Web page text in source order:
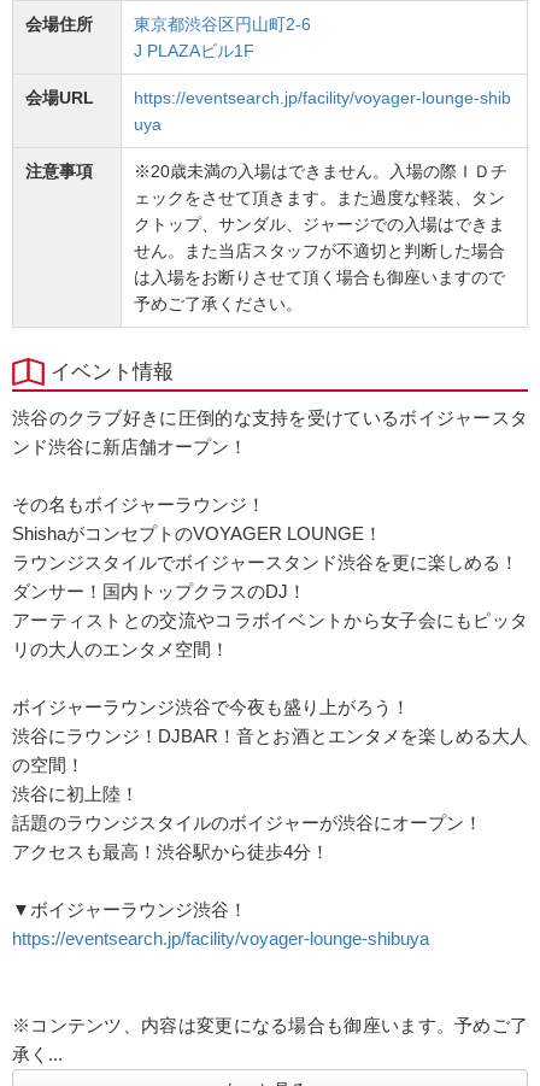
会場住所
東京都渋谷区円山町2-6
J PLAZAビル1F
会場URL
https://eventsearch.jp/facility/voyager-lounge-shib
uya
注意事項
※20歳未満の入場はできません。入場の際ＩＤチ
ェックをさせて頂きます。また過度な軽装、タン
クトップ、サンダル、ジャージでの入場はできま
せん。また当店スタッフが不適切と判断した場合
は入場をお断りさせて頂く場合も御座いますので
予めご了承ください。
イベント情報
渋谷のクラブ好きに圧倒的な支持を受けているボイジャースタ
ンド渋谷に新店舗オープン！
その名もボイジャーラウンジ！
ShishaがコンセプトのVOYAGER LOUNGE！
ラウンジスタイルでボイジャースタンド渋谷を更に楽しめる！
ダンサー！国内トップクラスのDJ！
アーティストとの交流やコラボイベントから女子会にもピッタ
リの大人のエンタメ空間！
ボイジャーラウンジ渋谷で今夜も盛り上がろう！
渋谷にラウンジ！DJBAR！音とお酒とエンタメを楽しめる大人
の空間！
渋谷に初上陸！
話題のラウンジスタイルのボイジャーが渋谷にオープン！
アクセスも最高！渋谷駅から徒歩4分！
▼ボイジャーラウンジ渋谷！
https://eventsearch.jp/facility/voyager-lounge-shibuya
※コンテンツ、内容は変更になる場合も御座います。予めご了
承く...